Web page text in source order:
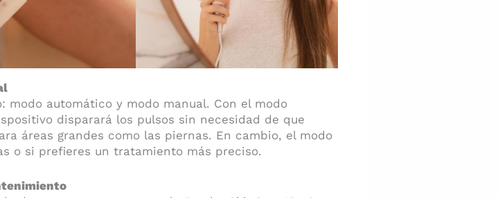
automático y modo manual. Con el modo
disparará los pulsos sin necesidad de que
áreas grandes como las piernas. En cambio, el modo
o si prefieres un tratamiento más preciso.